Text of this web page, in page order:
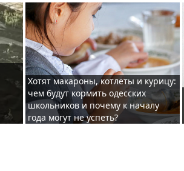
Хотят макароны, котлеты и курицу:
чем будут кормить одесских
школьников и почему к началу
года могут не успеть?